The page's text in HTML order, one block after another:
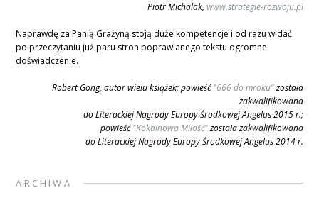
Piotr Michalak, www.strategie-rozwoju.pl
Naprawdę za Panią Grażyną stoją duże kompetencje i od razu widać
po przeczytaniu już paru stron poprawianego tekstu ogromne
doświadczenie.
Robert Gong, autor wielu książek; powieść"666 do mroku"została
zakwalifikowana
do Literackiej Nagrody Europy Środkowej Angelus 2015 r.;
powieść"Kokainowa Miłość"została zakwalifikowana
do Literackiej Nagrody Europy Środkowej Angelus 2014 r.
ARCHIWA